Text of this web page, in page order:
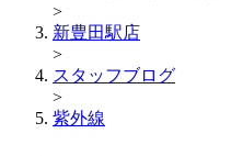
>
新豊田駅店
>
スタッフブログ
>
紫外線